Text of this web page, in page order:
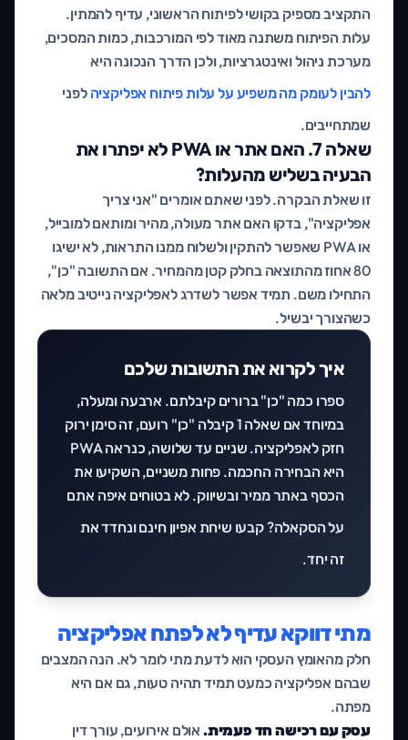
התקציב מספיק בקושי לפיתוח הראשוני, עדיף להמתין.
עלות הפיתוח משתנה מאוד לפי המורכבות, כמות המסכים,
מערכת ניהול ואינטגרציות, ולכן הדרך הנכונה היא
להבין לעומק מה משפיע על עלות פיתוח אפליקציה לפני
שמתחייבים.
שאלה 7. האם אתר או PWA לא יפתרו את
הבעיה בשליש מהעלות?
זו שאלת הבקרה. לפני שאתם אומרים "אני צריך
אפליקציה", בדקו האם אתר מעולה, מהיר ומותאם למובייל,
או PWA שאפשר להתקין ולשלוח ממנו התראות, לא ישיגו
80 אחוז מהתוצאה בחלק קטן מהמחיר. אם התשובה "כן",
התחילו משם. תמיד אפשר לשדרג לאפליקציה נייטיב מלאה
כשהצורך יבשיל.
איך לקרוא את התשובות שלכם
ספרו כמה "כן" ברורים קיבלתם. ארבעה ומעלה,
במיוחד אם שאלה 1 קיבלה "כן" רועם, זה סימן ירוק
חזק לאפליקציה. שניים עד שלושה, כנראה PWA
היא הבחירה החכמה. פחות משניים, השקיעו את
הכסף באתר ממיר ובשיווק. לא בטוחים איפה אתם
על הסקאלה? קבעו שיחת אפיון חינםונחדד את
זה יחד.
מתי דווקא עדיף לא לפתח אפליקציה
חלק מהאומץ העסקי הוא לדעת מתי לומר לא. הנה המצבים
שבהם אפליקציה כמעט תמיד תהיה טעות, גם אם היא
מפתה.
עסק עם רכישה חד פעמית. אולם אירועים, עורך דין